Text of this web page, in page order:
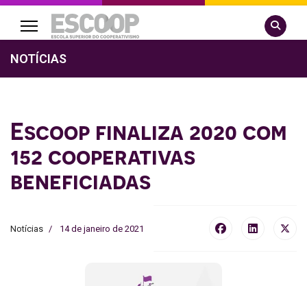
Pesquisar
NOTÍCIAS
Escoop finaliza 2020 com
152 cooperativas
beneficiadas
Notícias 14 de janeiro de 2021